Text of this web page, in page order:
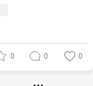
0 0 0